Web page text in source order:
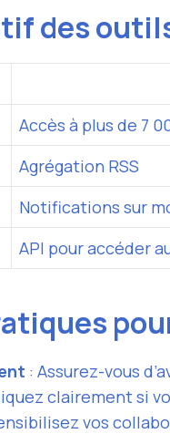
des
Accès à plus de 7
Agrégation RSS
Notifications sur
API pour accéder
: Assurez-vous
clairement si
vos